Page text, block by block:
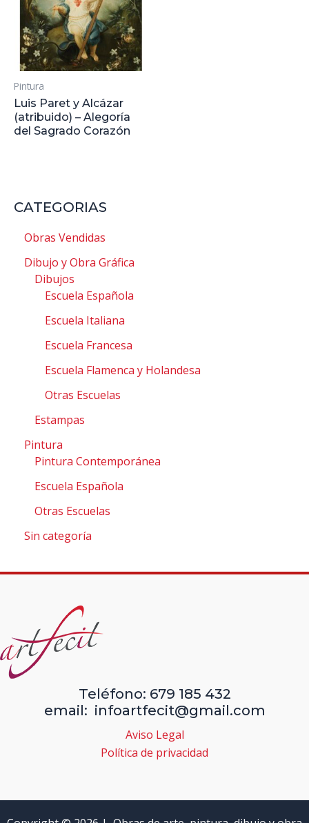
Pintura
Luis Paret y Alcázar
(atribuido) – Alegoría
del Sagrado Corazón
CATEGORIAS
Obras Vendidas
Dibujo y Obra Gráfica
Dibujos
Escuela Española
Escuela Italiana
Escuela Francesa
Escuela Flamenca y Holandesa
Otras Escuelas
Estampas
Pintura
Pintura Contemporánea
Escuela Española
Otras Escuelas
Sin categoría
Teléfono: 679 185 432
email: infoartfecit@gmail.com
Aviso Legal
Política de privacidad